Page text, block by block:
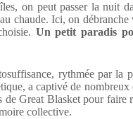
on peut passer la nuit
chaude. Ici, on
Un petit paradis
rythmée par la
a captivé de
de Great Blasket pour
collective.